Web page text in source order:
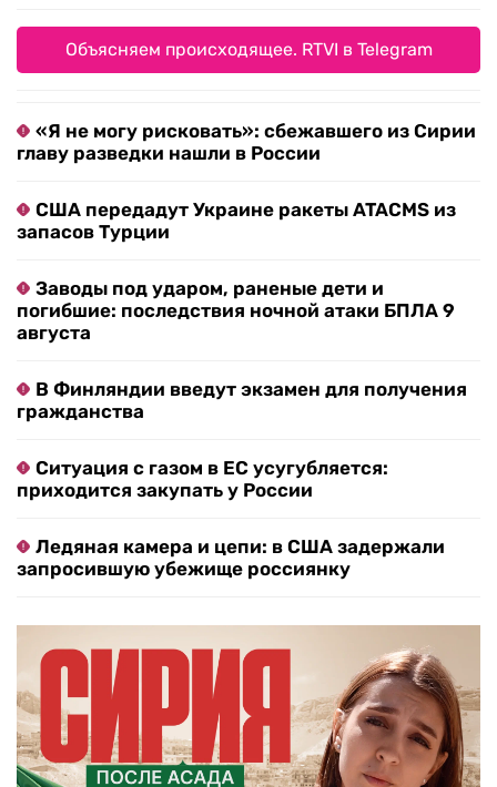
Объясняем происходящее. RTVI в Telegram
«Я не могу рисковать»: сбежавшего из Сирии
главу разведки нашли в России
США передадут Украине ракеты ATACMS из
запасов Турции
Заводы под ударом, раненые дети и
погибшие: последствия ночной атаки БПЛА 9
августа
В Финляндии введут экзамен для получения
гражданства
Ситуация с газом в ЕС усугубляется:
приходится закупать у России
Ледяная камера и цепи: в США задержали
запросившую убежище россиянку